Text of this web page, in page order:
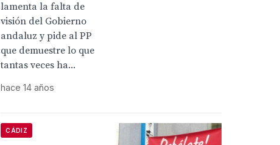
lamenta la falta de
visión del Gobierno
andaluz y pide al PP
que demuestre lo que
tantas veces ha...
hace 14 años
CÁDIZ